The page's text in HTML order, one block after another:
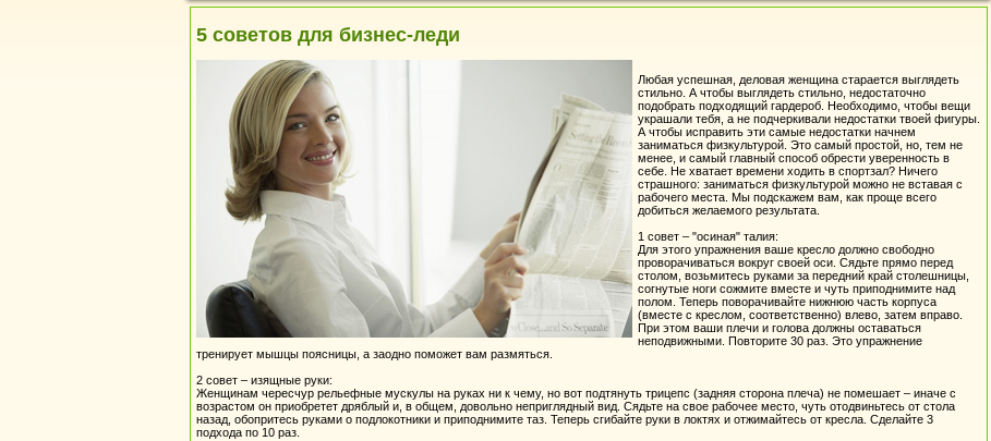
5 советов для бизнес-леди
Любая успешная, деловая женщина старается выглядеть
стильно. А чтобы выглядеть стильно, недостаточно
подобрать подходящий гардероб. Необходимо, чтобы вещи
украшали тебя, а не подчеркивали недостатки твоей фигуры.
А чтобы исправить эти самые недостатки начнем
заниматься физкультурой. Это самый простой, но, тем не
менее, и самый главный способ обрести уверенность в
себе. Не хватает времени ходить в спортзал? Ничего
страшного: заниматься физкультурой можно не вставая с
рабочего места. Мы подскажем вам, как проще всего
добиться желаемого результата.
1 совет – "осиная" талия:
Для этого упражнения ваше кресло должно свободно
проворачиваться вокруг своей оси. Сядьте прямо перед
столом, возьмитесь руками за передний край столешницы,
согнутые ноги сожмите вместе и чуть приподнимите над
полом. Теперь поворачивайте нижнюю часть корпуса
(вместе с креслом, соответственно) влево, затем вправо.
При этом ваши плечи и голова должны оставаться
неподвижными. Повторите 30 раз. Это упражнение
тренирует мышцы поясницы, а заодно поможет вам размяться.
2 совет – изящные руки:
Женщинам чересчур рельефные мускулы на руках ни к чему, но вот подтянуть трицепс (задняя сторона плеча) не помешает – иначе с
возрастом он приобретет дряблый и, в общем, довольно неприглядный вид. Сядьте на свое рабочее место, чуть отодвиньтесь от стола
назад, обопритесь руками о подлокотники и приподнимите таз. Теперь сгибайте руки в локтях и отжимайтесь от кресла. Сделайте 3
подхода по 10 раз.